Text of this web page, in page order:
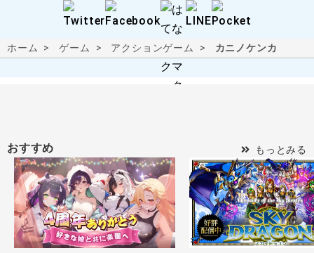
ホーム ゲーム アクションゲーム カニノケンカ
おすすめ もっとみる